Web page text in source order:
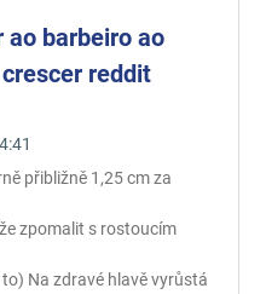
ao barbeiro ao
reddit
přibližně 1,25 cm za
zpomalit s rostoucím
Na zdravé hlavě vyrůstá